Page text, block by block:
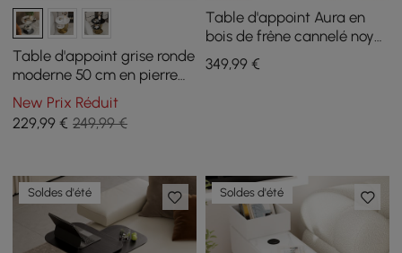
Table d'appoint grise ronde
moderne 50 cm en pierre
frittée, à 2 niveaux
New Prix Réduit
229,99 € 249,99 €
Table d'appoint Aura en
bois de frêne cannelé noyer
avec plateau en pierre
frittée
349,99€
Soldes d'été Soldes d'été